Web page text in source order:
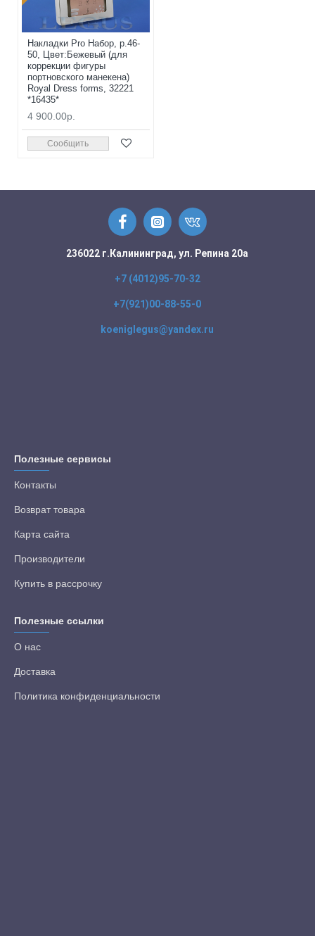
Накладки Pro Набор, р.46-
50, Цвет:Бежевый (для
коррекции фигуры
портновского манекена)
Royal Dress forms, 32221
*16435*
4 900.00р.
Сообщить
236022 г.Калининград, ул. Репина 20а
+7 (4012)95-70-32
+7(921)00-88-55-0
koeniglegus@yandex.ru
Полезные сервисы
Контакты
Возврат товара
Карта сайта
Производители
Купить в рассрочку
Полезные ссылки
О нас
Доставка
Политика конфиденциальности